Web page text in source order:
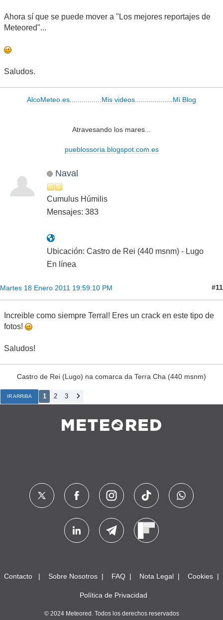
Ahora sí que se puede mover a "Los mejores reportajes de
Meteored"...
Saludos.
AlcoMeteo.es................Mis videos...................Mi Blog
Atravesando los mares...
pueblossoria.blogspot.com.es
Naval
Cumulus Húmilis
Mensajes: 383
Ubicación: Castro de Rei (440 msnm) - Lugo
En línea
Martes 18 Enero 2011 19:59:10 PM #11
Increible como siempre Terral! Eres un crack en este tipo de
fotos!
Saludos!
Castro de Rei (Lugo) na comarca da Terra Cha (440 msnm)
IR ARRIBA 1 2 3
Contacto Sobre Nosotros FAQ Nota Legal Cookies
Política de Privacidad
© 2024 Meteored. Todos los derechos reservados